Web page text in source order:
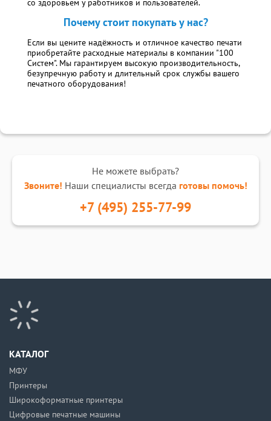
со здоровьем у работников и пользователей.
Почему стоит покупать у нас?
Если вы цените надёжность и отличное качество печати
приобретайте расходные материалы в компании "100
Систем". Мы гарантируем высокую производительность,
безупречную работу и длительный срок службы вашего
печатного оборудования!
Не можете выбрать?
Звоните! Наши специалисты всегда готовы помочь!
+7 (495) 255-77-99
КАТАЛОГ
МФУ
Принтеры
Широкоформатные принтеры
Цифровые печатные машины